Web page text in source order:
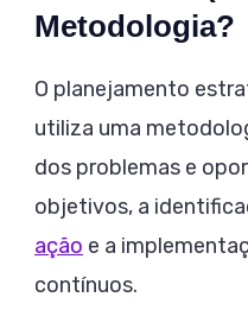
Metodologia?
O planejamento
utiliza uma
dos problemas e
objetivos, a
ação e a
contínuos.